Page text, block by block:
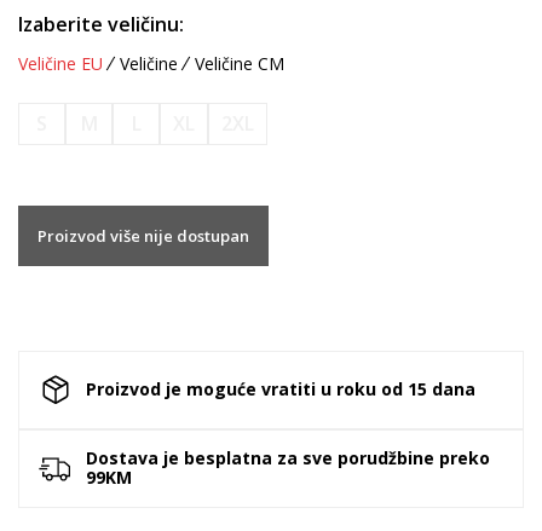
Izaberite veličinu:
Veličine EU Veličine Veličine CM
Proizvod više nije dostupan
Proizvod je moguće vratiti u roku od 15 dana
Dostava je besplatna za sve porudžbine preko
99KM